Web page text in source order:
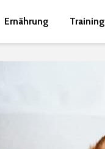
Ernährung Training